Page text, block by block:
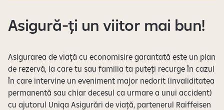
Asigură-ți un viitor mai bun!
Asigurarea de viață cu economisire garantată este un plan
de rezervă, la care tu sau familia ta puteți recurge în cazul
în care intervine un eveniment major nedorit (invaliditatea
permanentă sau chiar decesul ca urmare a unui accident)
cu ajutorul Uniqa Asigurări de viață, partenerul Raiffeisen